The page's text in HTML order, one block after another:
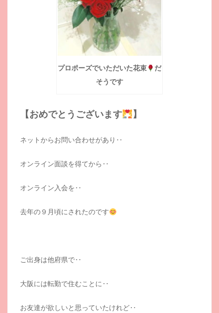
プロポーズでいただいた花束
だ
そうです
【おめでとうございます 】
ネットからお問い合わせがあり‥
オンライン面談を得てから‥
オンライン入会を‥
去年の９月頃にされたのです
ご出身は他府県で‥
大阪には転勤で住むことに‥
お友達が欲しいと思っていたけれど‥